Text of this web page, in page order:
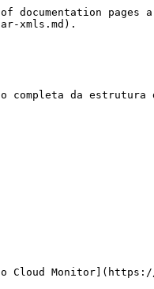
pages
xmls.md).
completa da estrutura
Cloud